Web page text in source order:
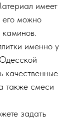
имеет
его можно
каминов.
именно у
качественные
также смеси
задать